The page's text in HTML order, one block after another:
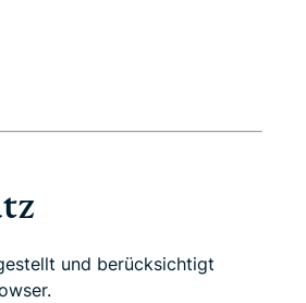
und berücksichtigt